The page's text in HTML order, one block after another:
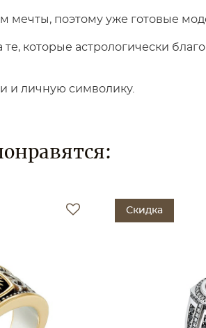
поэтому уже готовые
которые астрологически
и личную символику.
Скидка